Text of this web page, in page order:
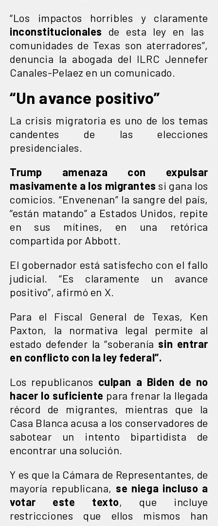
“Los impactos horribles y claramente
inconstitucionales de esta ley en las
comunidades de Texas son aterradores”,
denuncia la abogada del ILRC Jennefer
Canales-Pelaez en un comunicado.
“Un avance positivo”
La crisis migratoria es uno de los temas
candentes de las elecciones
presidenciales.
Trump amenaza con expulsar
masivamente a los migrantes si gana los
comicios. “Envenenan” la sangre del país,
“están matando” a Estados Unidos, repite
en sus mítines, en una retórica
compartida por Abbott.
El gobernador está satisfecho con el fallo
judicial. “Es claramente un avance
positivo”, afirmó en X.
Para el Fiscal General de Texas, Ken
Paxton, la normativa legal permite al
estado defender la “soberanía sin entrar
en conflicto con la ley federal”.
Los republicanos culpan a Biden de no
hacer lo suficiente para frenar la llegada
récord de migrantes, mientras que la
Casa Blanca acusa a los conservadores de
sabotear un intento bipartidista de
encontrar una solución.
Y es que la Cámara de Representantes, de
mayoría republicana, se niega incluso a
votar este texto, que incluye
restricciones que ellos mismos han